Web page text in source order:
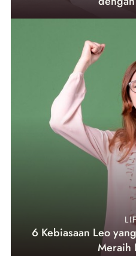
6 Kebiasaan Leo
Meraih